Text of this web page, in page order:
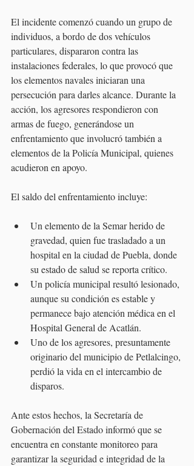
El incidente comenzó cuando un grupo de
individuos, a bordo de dos vehículos
particulares, dispararon contra las
instalaciones federales, lo que provocó que
los elementos navales iniciaran una
persecución para darles alcance. Durante la
acción, los agresores respondieron con
armas de fuego, generándose un
enfrentamiento que involucró también a
elementos de la Policía Municipal, quienes
acudieron en apoyo.
El saldo del enfrentamiento incluye:
Un elemento de la Semar herido de
gravedad, quien fue trasladado a un
hospital en la ciudad de Puebla, donde
su estado de salud se reporta crítico.
Un policía municipal resultó lesionado,
aunque su condición es estable y
permanece bajo atención médica en el
Hospital General de Acatlán.
Uno de los agresores, presuntamente
originario del municipio de Petlalcingo,
perdió la vida en el intercambio de
disparos.
Ante estos hechos, la Secretaría de
Gobernación del Estado informó que se
encuentra en constante monitoreo para
garantizar la seguridad e integridad de la